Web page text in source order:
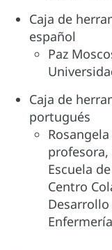
Caja de
español
Paz
Caja de
portugués
profesora,
Escuela
Centro
Enfermería